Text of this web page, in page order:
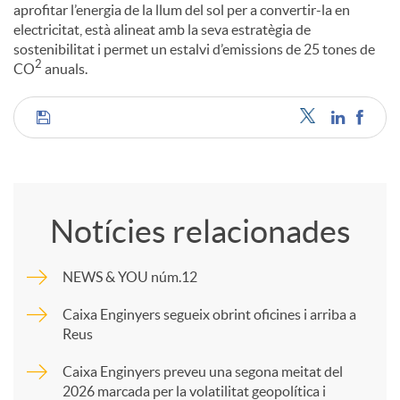
aprofitar l’energia de la llum del sol per a convertir-la en
electricitat, està alineat amb la seva estratègia de
sostenibilitat i permet un estalvi d’emissions de 25 tones de
CO2 anuals.
C
p
a
Notícies relacionades
NEWS & YOU núm.12
Caixa Enginyers segueix obrint oficines i arriba a
Reus
Caixa Enginyers preveu una segona meitat del
2026 marcada per la volatilitat geopolítica i